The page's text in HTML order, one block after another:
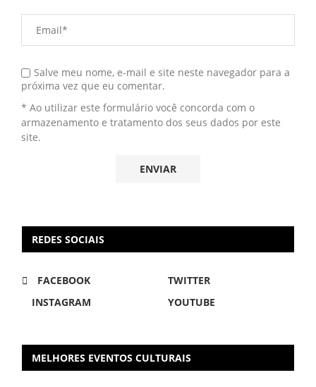
Salve meu nome, e-mail e site neste navegador para a
próxima vez que eu comentar.
* Ao utilizar este formulário você concorda com o
armazenamento e tratamento dos seus dados por este
site.
REDES SOCIAIS
FACEBOOK
TWITTER
INSTAGRAM
YOUTUBE
MELHORES EVENTOS CULTURAIS